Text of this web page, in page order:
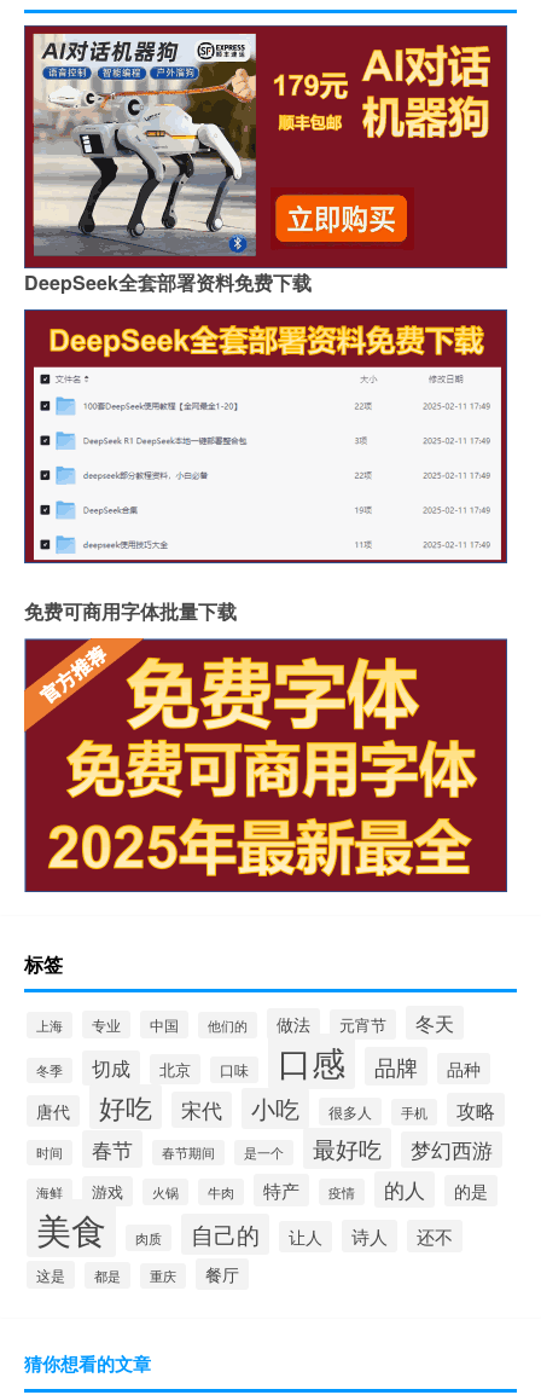
DeepSeek全套部署资料免费下载
免费可商用字体批量下载
标签
上海 专业 中国 他们的 做法 元宵节 冬天
冬季 切成 北京 口味 口感 品牌
品种
唐代
好吃 宋代 小吃 很多人 手机 攻略
时间 春节 春节期间 是一个 最好吃 梦幻西游
海鲜 游戏 火锅 牛肉 特产 疫情 的人 的是
美食 肉质 自己的 让人 诗人 还不
这是 都是 重庆 餐厅
猜你想看的文章